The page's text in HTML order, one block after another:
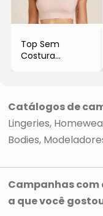
Top Sem
Costura
Catálogos de
Lingeries
Bodies,
Campanhas
a que você